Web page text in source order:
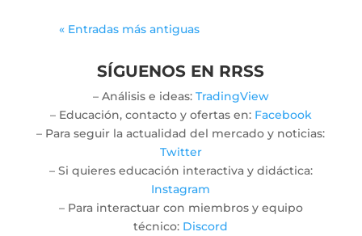
« Entradas más antiguas
SÍGUENOS EN RRSS
– Análisis e ideas: TradingView
– Educación, contacto y ofertas en: Facebook
– Para seguir la actualidad del mercado y noticias:
Twitter
– Si quieres educación interactiva y didáctica:
Instagram
– Para interactuar con miembros y equipo
técnico: Discord